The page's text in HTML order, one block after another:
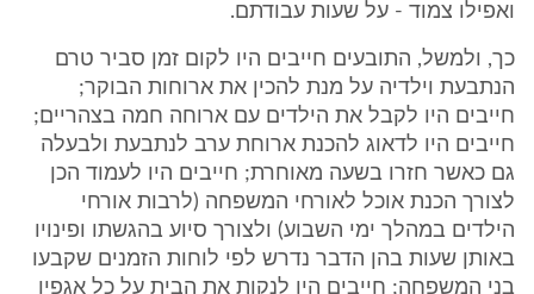
ואפילו צמוד - על שעות עבודתם.
כך, ולמשל, התובעים חייבים היו לקום זמן סביר טרם
הנתבעת וילדיה על מנת להכין את ארוחות הבוקר;
חייבים היו לקבל את הילדים עם ארוחה חמה בצהריים;
חייבים היו לדאוג להכנת ארוחת ערב לנתבעת ולבעלה
גם כאשר חזרו בשעה מאוחרת; חייבים היו לעמוד הכן
לצורך הכנת אוכל לאורחי המשפחה (לרבות אורחי
הילדים במהלך ימי השבוע) ולצורך סיוע בהגשתו ופינויו
באותן שעות בהן הדבר נדרש לפי לוחות הזמנים שקבעו
בני המשפחה; חייבים היו לנקות את הבית על כל אגפיו